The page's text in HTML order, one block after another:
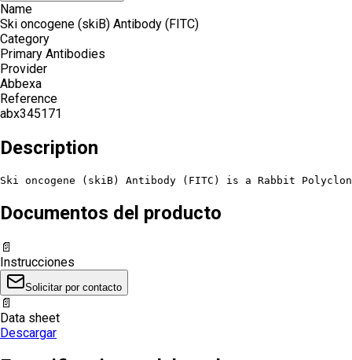
Name
Ski oncogene (skiB) Antibody (FITC)
Category
Primary Antibodies
Provider
Abbexa
Reference
abx345171
Description
Ski oncogene (skiB) Antibody (FITC) is a Rabbit
Documentos del producto
📄
Instrucciones
Solicitar por contacto
📄
Data sheet
Descargar